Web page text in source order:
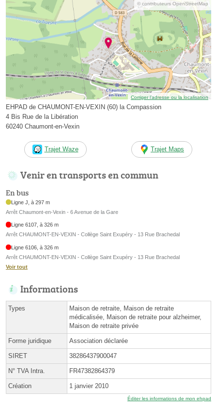
© contributeurs OpenStreetMap
Corriger l’adresse ou la localisation
EHPAD de CHAUMONT-EN-VEXIN (60) la Compassion
4 Bis Rue de la Libération
60240 Chaumont-en-Vexin
Trajet Waze Trajet Maps
Venir en transports en commun
En bus
Ligne J, à 297 m
Arrêt Chaumont-en-Vexin - 6 Avenue de la Gare
Ligne 6107, à 326 m
Arrêt CHAUMONT-EN-VEXIN - Collège Saint Exupéry - 13 Rue Brachedal
Ligne 6106, à 326 m
Arrêt CHAUMONT-EN-VEXIN - Collège Saint Exupéry - 13 Rue Brachedal
Voir tout
Informations
Types
Maison de retraite, Maison de retraite
médicalisée, Maison de retraite pour alzheimer,
Maison de retraite privée
Forme juridique Association déclarée
SIRET 38286437900047
N° TVA Intra. FR47382864379
Création 1 janvier 2010
Éditer les informations de mon ehpad